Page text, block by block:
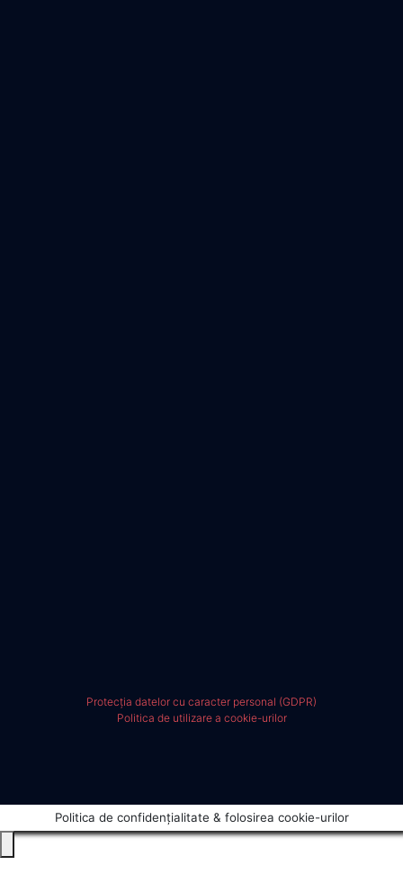
Protecția datelor cu caracter personal (GDPR)
Politica de utilizare a cookie-urilor
Politica de confidențialitate & folosirea cookie-urilor